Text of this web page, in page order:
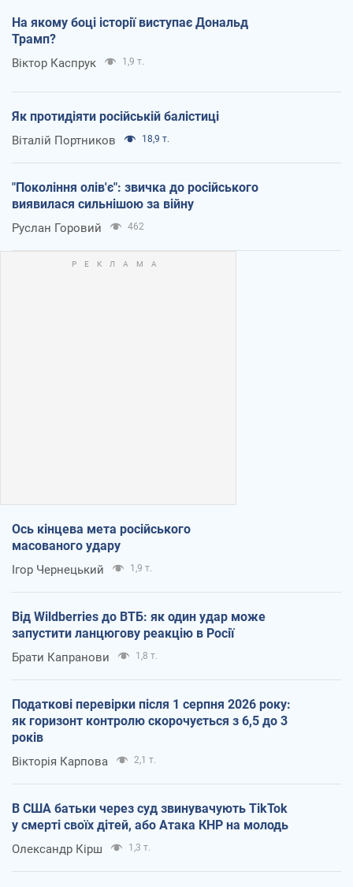
На якому боці історії виступає Дональд
Трамп?
Віктор Каспрук 1,9 т.
Як протидіяти російській балістиці
Віталій Портников 18,9 т.
"Покоління олів'є": звичка до російського
виявилася сильнішою за війну
Руслан Горовий 462
Ось кінцева мета російського
масованого удару
Ігор Чернецький 1,9 т.
Від Wildberries до ВТБ: як один удар може
запустити ланцюгову реакцію в Росії
Брати Капранови 1,8 т.
Податкові перевірки після 1 серпня 2026 року:
як горизонт контролю скорочується з 6,5 до 3
років
Вікторія Карпова 2,1 т.
В США батьки через суд звинувачують TikTok
у смерті своїх дітей, або Атака КНР на молодь
Олександр Кірш 1,3 т.